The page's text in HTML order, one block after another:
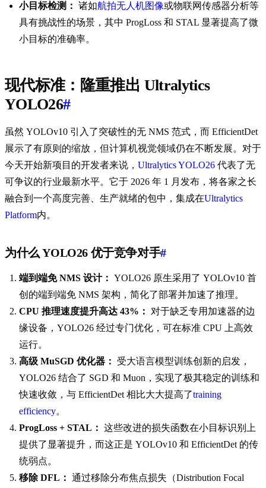
小目标检测： 诸如航拍无人机图像或物联网传感器分析等
具有挑战性的场景，其中 ProgLoss 和 STAL 显著提高了微
小目标的准确率。
现代标准：隆重推出 Ultralytics
YOLO26#
虽然 YOLOv10 引入了突破性的无 NMS 范式，而 EfficientDet
展示了有原则的缩放，但计算机视觉领域仍在不断发展。对于
今天开始新项目的开发者来说， Ultralytics YOLO26 代表了无
可争议的行业最新水平。它于 2026 年 1 月发布，将各家之长
融合到一个高度完善、生产就绪的包中，集成在Ultralytics
Platform内。
为什么 YOLO26 优于竞争对手#
端到端免 NMS 设计： YOLO26 原生采用了 YOLOv10 首
创的端到端免 NMS 架构，简化了部署并加速了推理。
CPU 推理速度提升高达 43%：
对于缺乏专用加速器的边
缘设备，YOLO26 经过专门优化，可在标准 CPU 上高效
运行。
高级 MuSGD 优化器：
受大语言模型训练创新的启发，
YOLO26 结合了 SGD 和 Muon，实现了极其稳定的训练和
快速收敛，与 EfficientDet 相比大大提高了training
efficiency。
ProgLoss + STAL： 这些改进的损失函数在小目标识别上
提供了显著提升，而这正是 YOLOv10 和 EfficientDet 的传
统弱点。
移除 DFL： 通过移除分布焦点损失（Distribution Focal